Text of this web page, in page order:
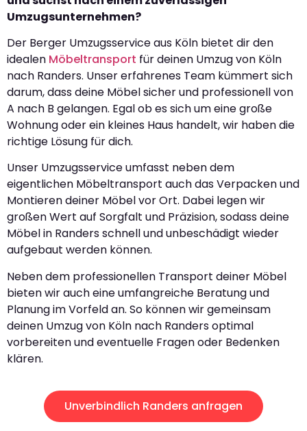
Umzugsunternehmen?
Der Berger Umzugsservice aus Köln bietet dir den
idealen Möbeltransport für deinen Umzug von Köln
nach Randers. Unser erfahrenes Team kümmert sich
darum, dass deine Möbel sicher und professionell von
A nach B gelangen. Egal ob es sich um eine große
Wohnung oder ein kleines Haus handelt, wir haben die
richtige Lösung für dich.
Unser Umzugsservice umfasst neben dem
eigentlichen Möbeltransport auch das Verpacken und
Montieren deiner Möbel vor Ort. Dabei legen wir
großen Wert auf Sorgfalt und Präzision, sodass deine
Möbel in Randers schnell und unbeschädigt wieder
aufgebaut werden können.
Neben dem professionellen Transport deiner Möbel
bieten wir auch eine umfangreiche Beratung und
Planung im Vorfeld an. So können wir gemeinsam
deinen Umzug von Köln nach Randers optimal
vorbereiten und eventuelle Fragen oder Bedenken
klären.
Unverbindlich Randers anfragen